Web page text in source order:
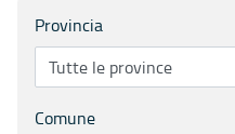
Provincia
Comune